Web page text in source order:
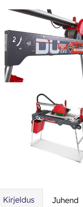
Kirjeldus Juhend